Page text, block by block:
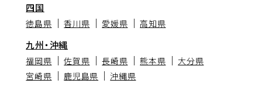
四国
徳島県 香川県 愛媛県 高知県
九州・沖縄
福岡県 佐賀県 長崎県 熊本県
大分県
宮崎県
鹿児島県 沖縄県